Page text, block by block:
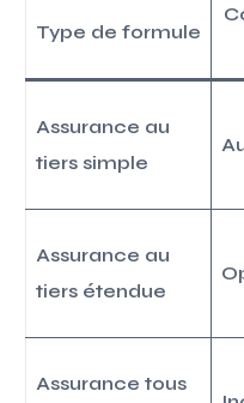
Type de formule
Assurance au
tiers simple
Assurance au
tiers étendue
Assurance tous